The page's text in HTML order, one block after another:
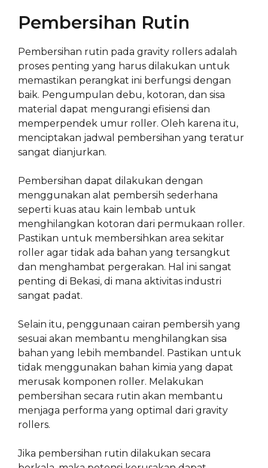
Pembersihan Rutin
Pembersihan rutin pada gravity rollers adalah
proses penting yang harus dilakukan untuk
memastikan perangkat ini berfungsi dengan
baik. Pengumpulan debu, kotoran, dan sisa
material dapat mengurangi efisiensi dan
memperpendek umur roller. Oleh karena itu,
menciptakan jadwal pembersihan yang teratur
sangat dianjurkan.
Pembersihan dapat dilakukan dengan
menggunakan alat pembersih sederhana
seperti kuas atau kain lembab untuk
menghilangkan kotoran dari permukaan roller.
Pastikan untuk membersihkan area sekitar
roller agar tidak ada bahan yang tersangkut
dan menghambat pergerakan. Hal ini sangat
penting di Bekasi, di mana aktivitas industri
sangat padat.
Selain itu, penggunaan cairan pembersih yang
sesuai akan membantu menghilangkan sisa
bahan yang lebih membandel. Pastikan untuk
tidak menggunakan bahan kimia yang dapat
merusak komponen roller. Melakukan
pembersihan secara rutin akan membantu
menjaga performa yang optimal dari gravity
rollers.
Jika pembersihan rutin dilakukan secara